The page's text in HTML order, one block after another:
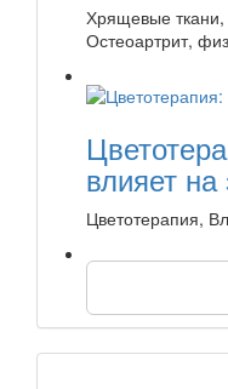
Хрящевые
Остеоартрит,
влияет
Цветотерапия,